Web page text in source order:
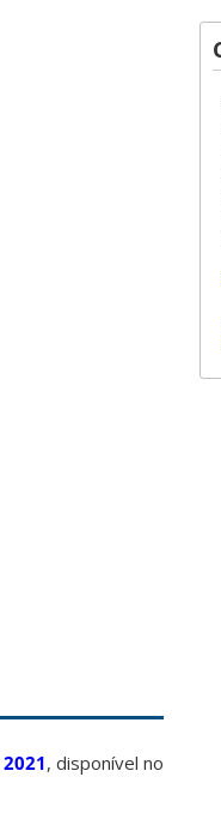
, disponível no